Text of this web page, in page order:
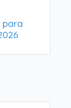
para